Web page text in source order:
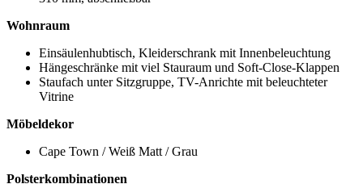
Wohnraum
Einsäulenhubtisch, Kleiderschrank mit Innenbeleuchtung
Hängeschränke mit viel Stauraum und Soft-Close-Klappen
Staufach unter Sitzgruppe, TV-Anrichte mit beleuchteter
Vitrine
Möbeldekor
Cape Town / Weiß Matt / Grau
Polsterkombinationen